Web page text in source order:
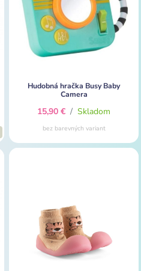
Hudobná hračka Busy Baby
Camera
15,90 € / Skladom
bez barevných variant